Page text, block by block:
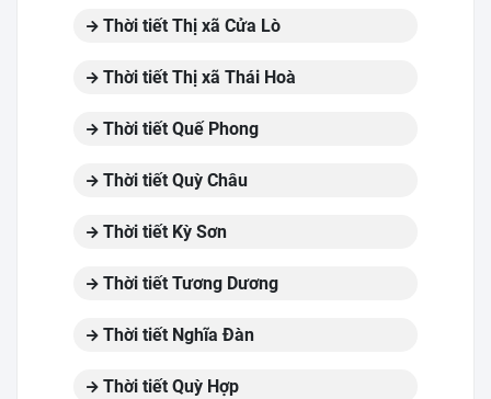
Thời tiết Thị xã Cửa Lò
Thời tiết Thị xã Thái Hoà
Thời tiết Quế Phong
Thời tiết Quỳ Châu
Thời tiết Kỳ Sơn
Thời tiết Tương Dương
Thời tiết Nghĩa Đàn
Thời tiết Quỳ Hợp